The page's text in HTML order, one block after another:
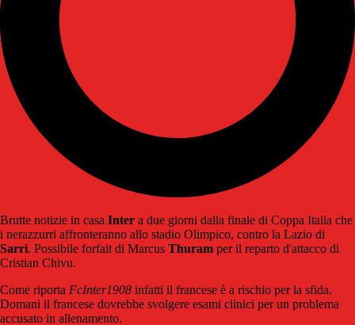
Brutte notizie in casa Inter a due giorni dalla finale di Coppa Italia che
i nerazzurri affronteranno allo stadio Olimpico, contro la Lazio di
Sarri. Possibile forfait di Marcus Thuram per il reparto d'attacco di
Cristian Chivu.
Come riporta FcInter1908 infatti il francese è a rischio per la sfida.
Domani il francese dovrebbe svolgere esami clinici per un problema
accusato in allenamento.